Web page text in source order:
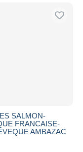
SALMON-
FRANCAISE-
AMBAZAC